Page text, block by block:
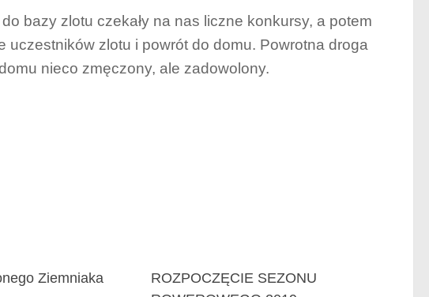
bazy zlotu czekały na nas liczne konkursy, a potem
zlotu i powrót do domu. Powrotna droga
nieco zmęczony, ale zadowolony.
Ziemniaka
ROZPOCZĘCIE SEZONU